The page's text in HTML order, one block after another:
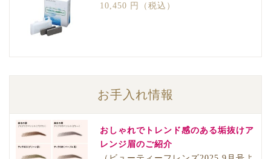
10,450 円（税込）
お手入れ情報
おしゃれでトレンド感のある垢抜けア
レンジ眉のご紹介